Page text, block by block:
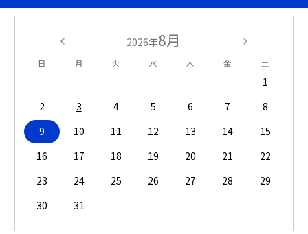
2026年8月
日 月 火 水 木 金 土
1
2
3 4 5 6 7
8
9
10 11 12 13 14
15
16
17 18 19 20 21
22
23
24 25 26 27 28
29
30
31